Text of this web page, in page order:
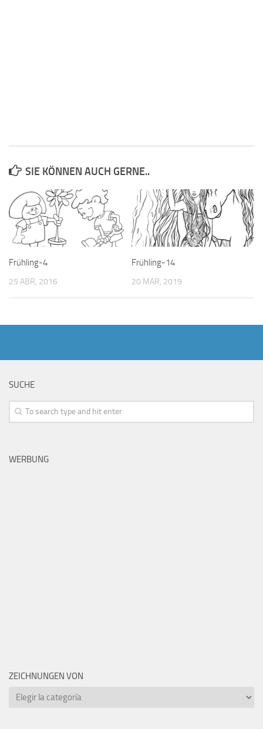
SIE KÖNNEN AUCH GERNE..
Frühling-4
25 ABR, 2016
Frühling-14
20 MAR, 2019
SUCHE
WERBUNG
ZEICHNUNGEN VON
Zeichnungen